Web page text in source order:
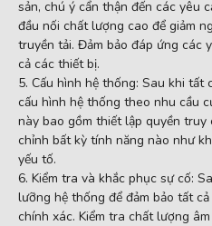
sản, chú ý cẩn thận đến các yêu
đầu nối chất lượng cao để giảm
truyền tải. Đảm bảo đáp ứng các
cả các thiết bị.
Cấu hình hệ thống: Sau khi tất
cấu hình hệ thống theo nhu cầu
này bao gồm thiết lập quyền
chỉnh bất kỳ tính năng nào như
yếu tố.
Kiểm tra và khắc phục sự cố:
lưỡng hệ thống để đảm bảo tất
chính xác. Kiểm tra chất lượng